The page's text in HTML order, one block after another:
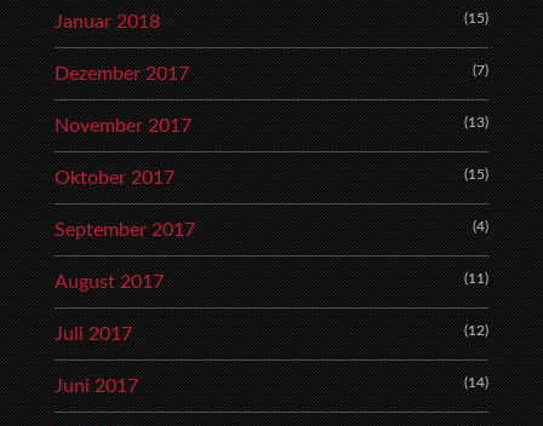
Januar 2018 (15)
Dezember 2017 (7)
November 2017 (13)
Oktober 2017 (15)
September 2017 (4)
August 2017 (11)
Juli 2017 (12)
Juni 2017 (14)